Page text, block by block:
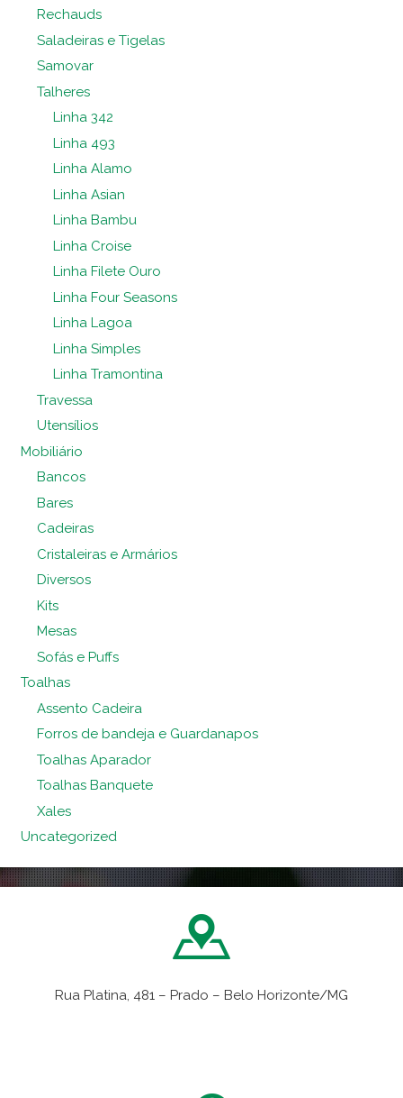
Rechauds
Saladeiras e Tigelas
Samovar
Talheres
Linha 342
Linha 493
Linha Alamo
Linha Asian
Linha Bambu
Linha Croise
Linha Filete Ouro
Linha Four Seasons
Linha Lagoa
Linha Simples
Linha Tramontina
Travessa
Utensílios
Mobiliário
Bancos
Bares
Cadeiras
Cristaleiras e Armários
Diversos
Kits
Mesas
Sofás e Puffs
Toalhas
Assento Cadeira
Forros de bandeja e Guardanapos
Toalhas Aparador
Toalhas Banquete
Xales
Uncategorized
Rua Platina, 481 – Prado – Belo Horizonte/MG